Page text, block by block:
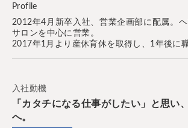
Profile
2012年4月新卒入社、営業企画部に配属。
サロンを中心に営業。
2017年1月より産休育休を取得し、1年後に
入社動機
「カタチになる仕事がしたい」と思い
へ。